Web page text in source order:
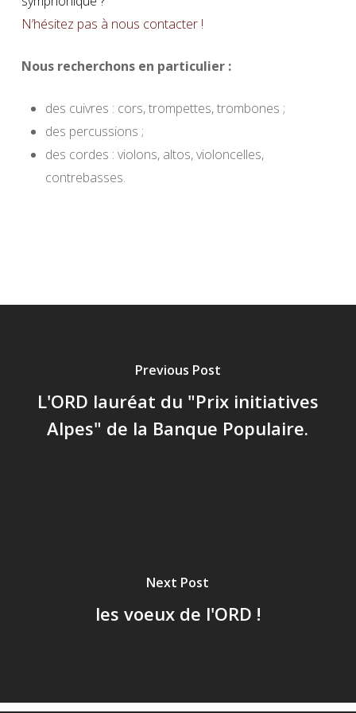
N’hésitez pas à nous contacter !
Nous recherchons en particulier :
des cuivres : cors, trompettes, trombones ;
des percussions ;
des cordes : violons, altos, violoncelles,
contrebasses.
Previous Post
L'ORD lauréat du "Prix initiatives
Alpes" de la Banque Populaire.
Next Post
les voeux de l'ORD !